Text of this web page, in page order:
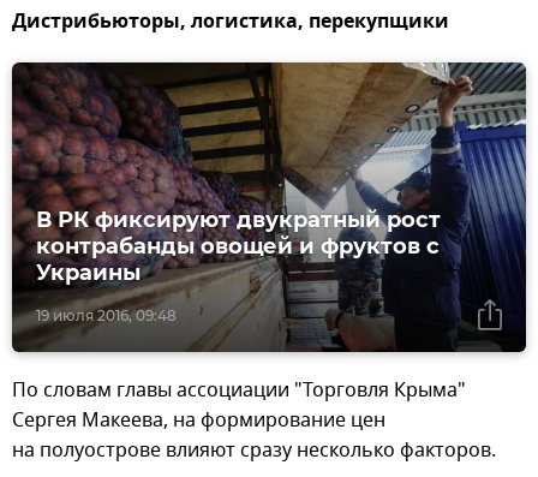
Дистрибьюторы, логистика, перекупщики
19 июля 2016, 09:48
В РК фиксируют двукратный рост
контрабанды овощей и фруктов с
Украины
По словам главы ассоциации "Торговля Крыма"
Сергея Макеева, на формирование цен
на полуострове влияют сразу несколько факторов.